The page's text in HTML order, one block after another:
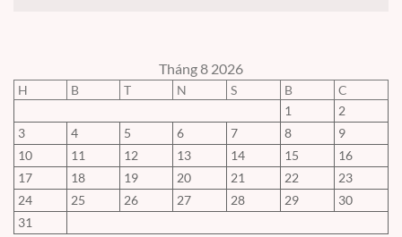
Tháng 8 2026
H B T N S B
C
1
2
3
4 5 6 7 8
9
10
11 12 13 14 15
16
17
18 19 20 21 22
23
24
25 26 27 28 29
30
31